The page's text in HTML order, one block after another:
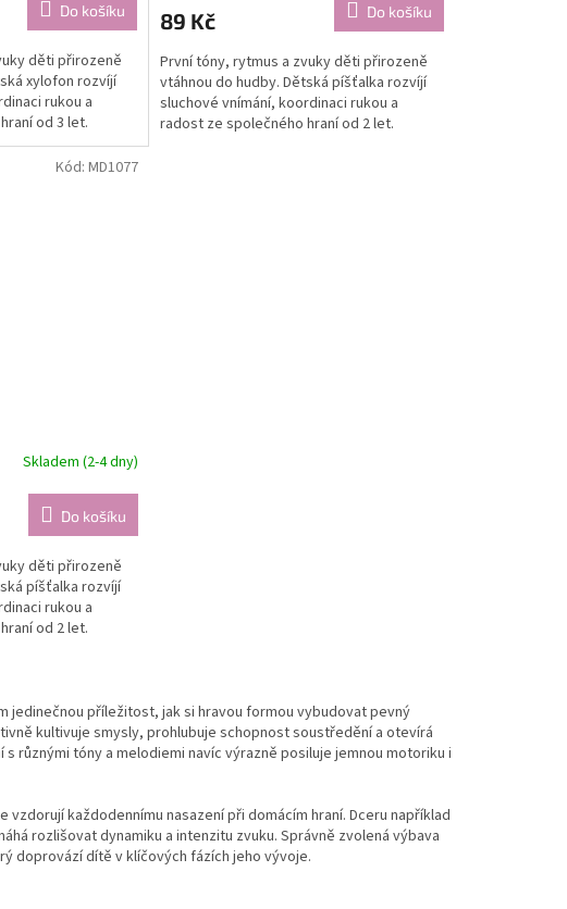
Do košíku
děti přirozeně
xylofon rozvíjí
rukou a
od 3 let.
89 Kč Do košíku
První tóny, rytmus a zvuky děti přirozeně
vtáhnou do hudby. Dětská píšťalka rozvíjí
sluchové vnímání, koordinaci rukou a
radost ze společného hraní od 2 let.
Skladem (2-4 dny)
Do košíku
děti přirozeně
píšťalka rozvíjí
rukou a
od 2 let.
Kód: MD1077
jedinečnou příležitost, jak si hravou formou vybudovat pevný
kultivuje smysly, prohlubuje schopnost soustředění a otevírá
tóny a melodiemi navíc výrazně posiluje jemnou motoriku i
každodennímu nasazení při domácím hraní. Dceru například
rozlišovat dynamiku a intenzitu zvuku. Správně zvolená výbava
doprovází dítě v klíčových fázích jeho vývoje.